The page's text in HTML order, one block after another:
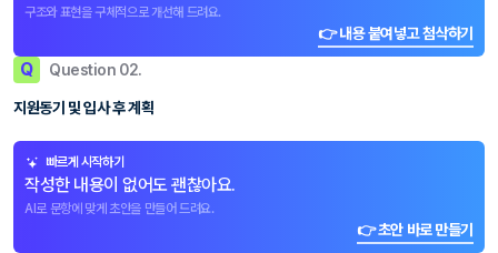
구조와 표현을 구체적으로 개선해 드려요.
👉 내용 붙여넣고 첨삭하기
Q Question 02.
지원동기 및 입사 후 계획
빠르게 시작하기
작성한 내용이 없어도 괜찮아요.
AI로 문항에 맞게 초안을 만들어 드려요.
👉 초안 바로 만들기